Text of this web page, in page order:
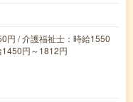
円 / 介護福祉士：時給1550
円～1812円